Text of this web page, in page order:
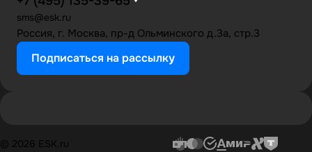
sms@esk.ru
Россия, г. Москва, пр-д Ольминского д.3а, стр.3
Подписаться на рассылку
© 2026 ESK.ru